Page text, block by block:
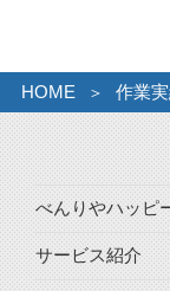
HOME 作業
べんりやハッピ
サービス紹介